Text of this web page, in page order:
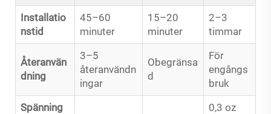
Installatio
nstid
45–60
minuter
15–20
minuter
2–3
timmar
Återanvän
dning
3–5
återanvändn
ingar
Obegränsa
d
För
engångs
bruk
Spänning
0,3 oz